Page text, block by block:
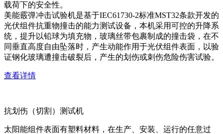
载荷下的安全性。
美能霰弹冲击试验机是基于IEC61730-2标准MST32条款开发的
光伏组件抗重物撞击的能力测试设备，本机采用可控的升降系
统，提升以铅球为填充物，玻璃丝带包裹制成的撞击袋，在不
同垂直高度自由坠落时，产生动能作用于光伏组件表面，以验
证钢化玻璃遭撞击破裂后，产生的划伤或刺伤危险伤害试验。
查看详情
抗划伤（切割）测试机
太阳能组件表面有塑料材料，在生产、安装、运行的任意过